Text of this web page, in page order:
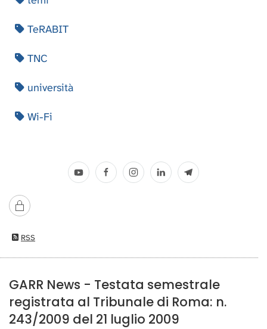
TeRABIT
TNC
università
Wi-Fi
RSS
GARR News - Testata semestrale
registrata al Tribunale di Roma: n.
243/2009 del 21 luglio 2009